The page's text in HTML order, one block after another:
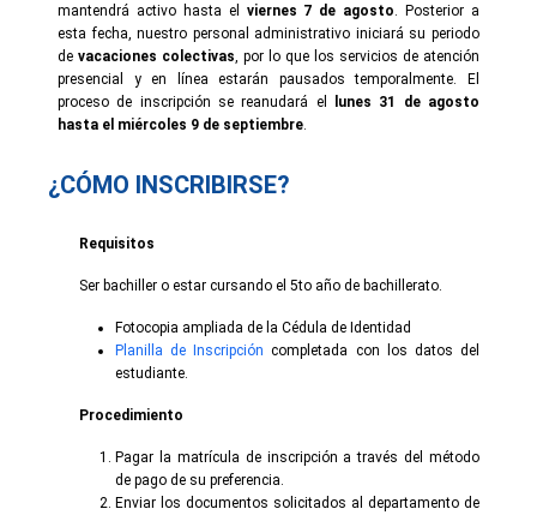
mantendrá activo hasta el viernes 7 de agosto . Posterior a
esta fecha, nuestro personal administrativo iniciará su periodo
de vacaciones colectivas , por lo que los servicios de atención
presencial y en línea estarán pausados temporalmente. El
proceso de inscripción se reanudará el
lunes 31 de agosto
hasta el miércoles 9 de septiembre
¿CÓMO INSCRIBIRSE?
Requisitos
Ser bachiller o estar cursando el 5to año de bachillerato.
Fotocopia ampliada de la Cédula de Identidad
Planilla de Inscripción completada con los datos del
estudiante.
Procedimiento
Pagar la matrícula de inscripción a través del método
de pago de su preferencia.
Enviar los documentos solicitados al departamento de